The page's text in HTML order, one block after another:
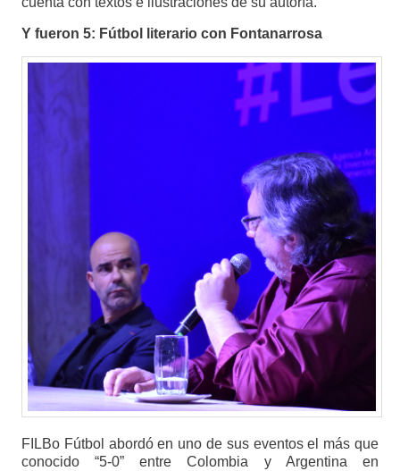
Y fueron 5: Fútbol literario con Fontanarrosa
FILBo Fútbol abordó en uno de sus eventos el más que
conocido “5-0” entre Colombia y Argentina en